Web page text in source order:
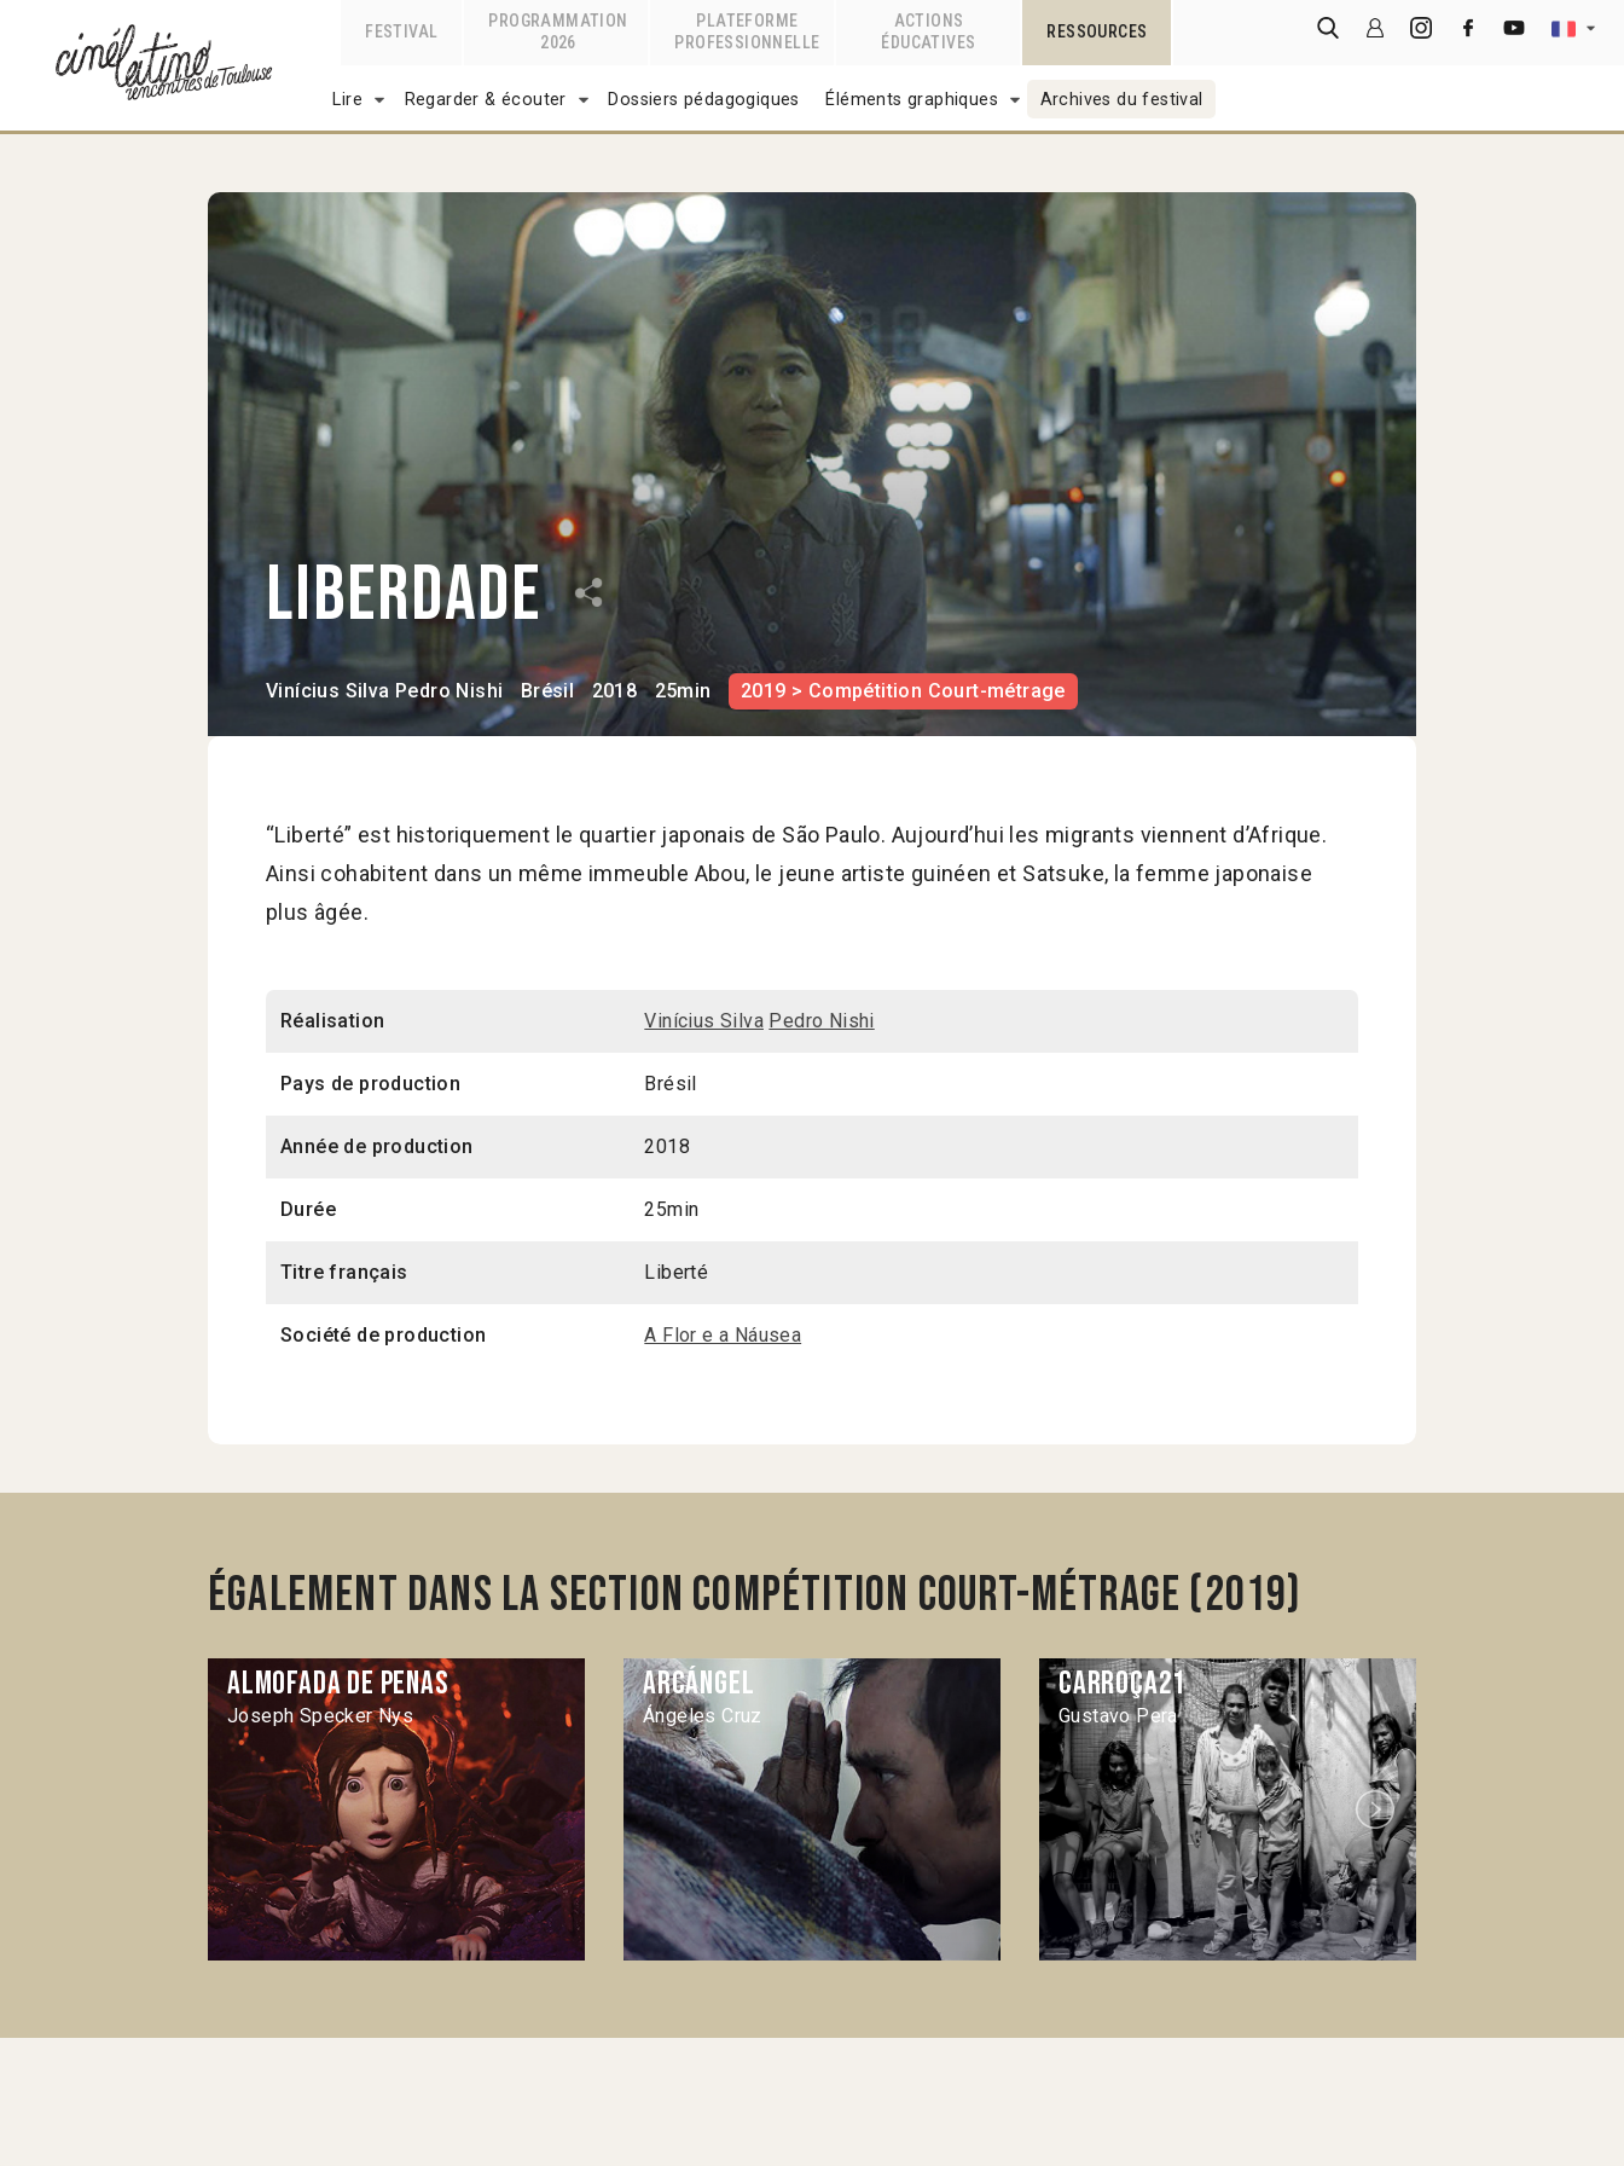
FESTIVAL
PROGRAMMATION
2026
PLATEFORME
PROFESSIONNELLE
ACTIONS
ÉDUCATIVES
RESSOURCES
Lire Regarder & écouter Dossiers pédagogiques Éléments graphiques Archives du festival
Liberdade
Vinícius Silva Pedro Nishi Brésil 2018 25min 2019 > Compétition Court-métrage
“Liberté” est historiquement le quartier japonais de São Paulo. Aujourd’hui les migrants viennent d’Afrique.
Ainsi cohabitent dans un même immeuble Abou, le jeune artiste guinéen et Satsuke, la femme japonaise
plus âgée.
Réalisation Vinícius Silva Pedro Nishi
Pays de production Brésil
Année de production 2018
Durée 25min
Titre français Liberté
Société de production A Flor e a Náusea
Également dans la section Compétition Court-métrage (2019)
Almofada de penas
Joseph Specker Nys
Arcángel
Ángeles Cruz
Carroça21
Gustavo Pera
Next